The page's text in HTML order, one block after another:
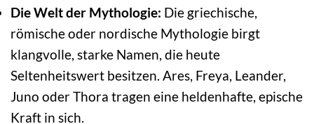
Die Welt der Mythologie: Die griechische,
römische oder nordische Mythologie birgt
klangvolle, starke Namen, die heute
Seltenheitswert besitzen. Ares, Freya, Leander,
Juno oder Thora tragen eine heldenhafte, epische
Kraft in sich.